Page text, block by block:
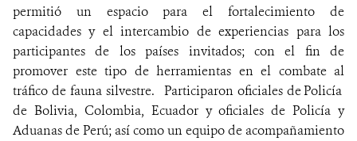
permitió un espacio para el fortalecimiento de
capacidades y el intercambio de experiencias para los
participantes de los países invitados; con el fin de
promover este tipo de herramientas en el combate al
tráfico de fauna silvestre. Participaron oficiales de Policía
de Bolivia, Colombia, Ecuador y oficiales de Policía y
Aduanas de Perú; así como un equipo de acompañamiento